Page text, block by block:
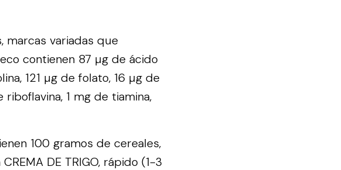
marcas variadas que
contienen 87 µg de ácido
121 µg de folato, 16 µg de
riboflavina, 1 mg de tiamina,
100 gramos de cereales,
DE TRIGO, rápido (1-3